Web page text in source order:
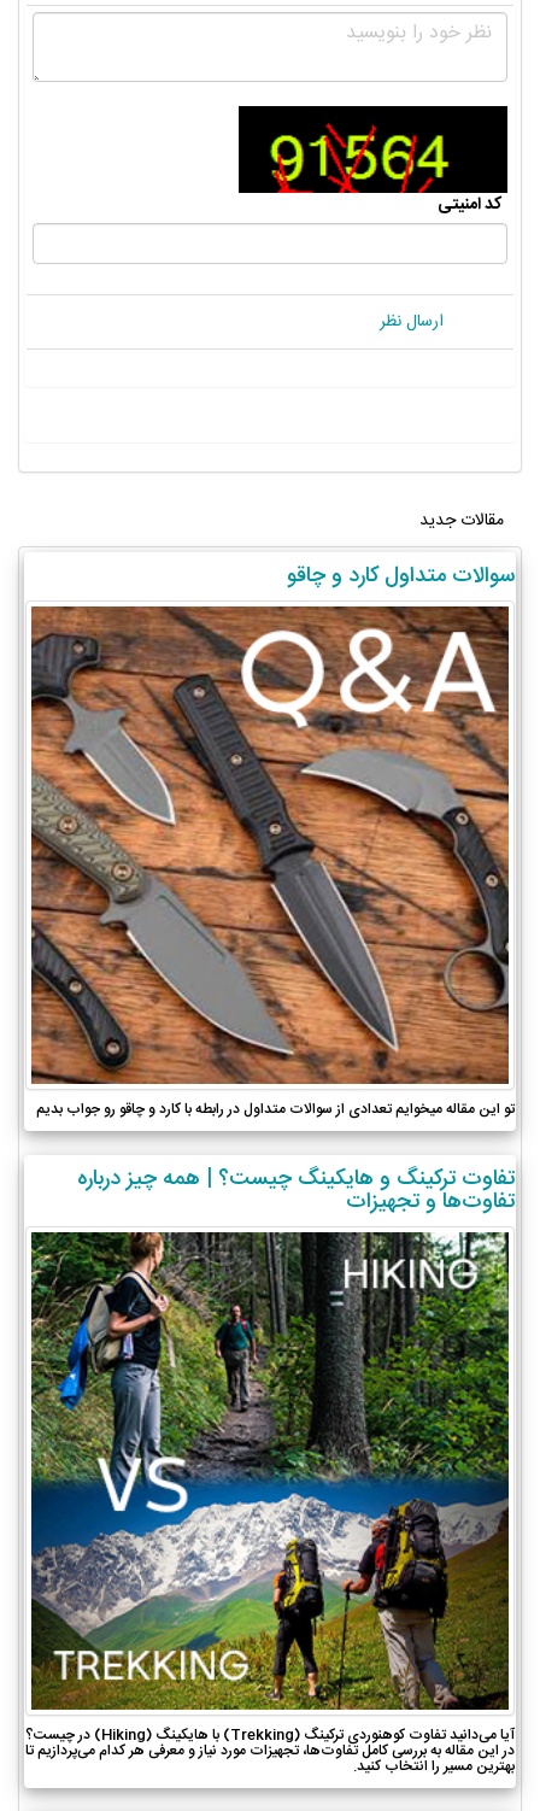
کد امنیتی
ارسال نظر
مقالات جدید
سوالات متداول کارد و چاقو
تو این مقاله میخوایم تعدادی از سوالات متداول در رابطه با کارد و چاقو رو جواب بدیم
تفاوت ترکینگ و هایکینگ چیست؟ | همه چیز درباره
تفاوت‌ها و تجهیزات
آیا می‌دانید تفاوت کوهنوردی ترکینگ (Trekking) با هایکینگ (Hiking) در چیست؟
در این مقاله به بررسی کامل تفاوت‌ها، تجهیزات مورد نیاز و معرفی هر کدام می‌پردازیم تا
بهترین مسیر را انتخاب کنید.